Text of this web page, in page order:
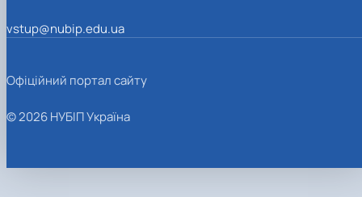
vstup@nubip.edu.ua
Офіційний портал сайту
© 2026 НУБІП Україна